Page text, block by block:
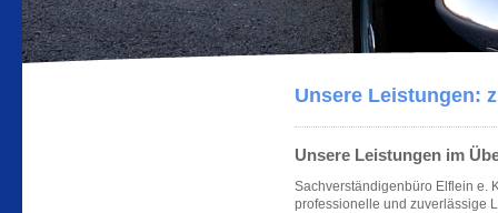
Unsere Leistungen:
Unsere Leistungen im
Sachverständigenbüro Elflein e.
professionelle und zuverlässige